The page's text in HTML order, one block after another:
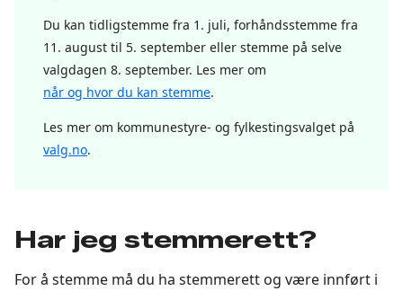
Du kan tidligstemme fra 1. juli, forhåndsstemme fra
11. august til 5. september eller stemme på selve
valgdagen 8. september. Les mer om
når og hvor du kan stemme.
Les mer om kommunestyre- og fylkestingsvalget på
valg.no.
Har jeg stemmerett?
For å stemme må du ha stemmerett og være innført i